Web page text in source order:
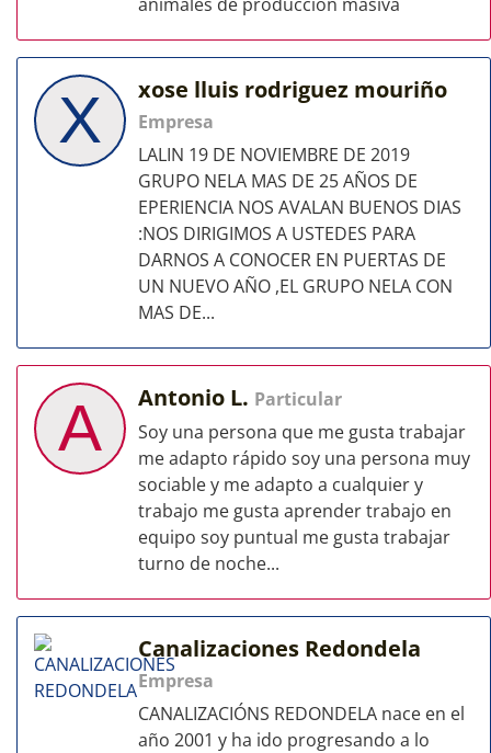
X xose lluis rodriguez mouriño
Empresa
LALIN 19 DE NOVIEMBRE DE 2019
GRUPO NELA MAS DE 25 AÑOS DE
EPERIENCIA NOS AVALAN BUENOS DIAS
:NOS DIRIGIMOS A USTEDES PARA
DARNOS A CONOCER EN PUERTAS DE
UN NUEVO AÑO ,EL GRUPO NELA CON
MAS DE...
A Antonio L. Particular
Soy una persona que me gusta trabajar
me adapto rápido soy una persona muy
sociable y me adapto a cualquier y
trabajo me gusta aprender trabajo en
equipo soy puntual me gusta trabajar
turno de noche...
Canalizaciones Redondela
Empresa
CANALIZACIÓNS REDONDELA nace en el
año 2001 y ha ido progresando a lo